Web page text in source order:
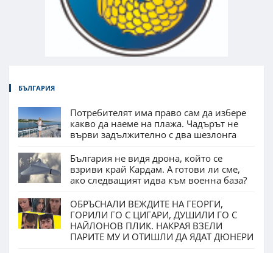
БЪЛГАРИЯ
Потребителят има право сам да избере
какво да наеме на плажа. Чадърът не
върви задължително с два шезлонга
България не видя дрона, който се
взриви край Кардам. А готови ли сме,
ако следващият идва към военна база?
ОБРЪСНАЛИ ВЕЖДИТЕ НА ГЕОРГИ,
ГОРИЛИ ГО С ЦИГАРИ, ДУШИЛИ ГО С
НАЙЛОНОВ ПЛИК. НАКРАЯ ВЗЕЛИ
ПАРИТЕ МУ И ОТИШЛИ ДА ЯДАТ ДЮНЕРИ